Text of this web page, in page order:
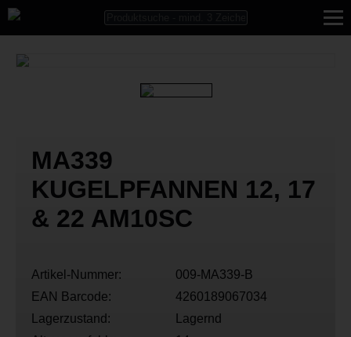
MA339
KUGELPFANNEN 12, 17
& 22 AM10SC
Artikel-Nummer:
009-MA339-B
EAN Barcode:
4260189067034
Lagerzustand:
Lagernd